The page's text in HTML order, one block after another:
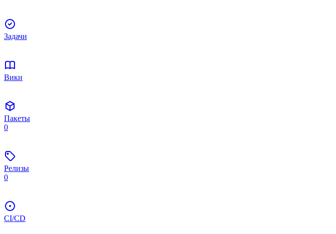
Задачи
Вики
Пакеты
0
Релизы
0
CI/CD